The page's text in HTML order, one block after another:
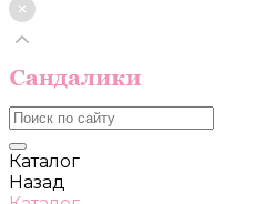
Каталог
Назад